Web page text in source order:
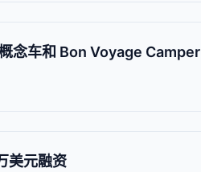
念车和 Bon Voyage Camper
美元融资